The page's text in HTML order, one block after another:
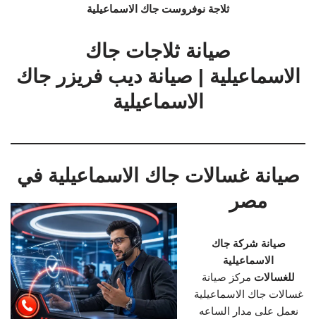
ثلاجة نوفروست جاك الاسماعيلية
صيانة ثلاجات جاك
الاسماعيلية | صيانة ديب فريزر جاك
الاسماعيلية
صيانة غسالات جاك الاسماعيلية في
مصر
صيانة شركة جاك
الاسماعيلية
للغسالات مركز صيانة
غسالات جاك الاسماعيلية
نعمل على مدار الساعه